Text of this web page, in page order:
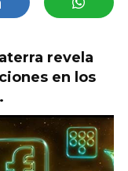
revela
en los